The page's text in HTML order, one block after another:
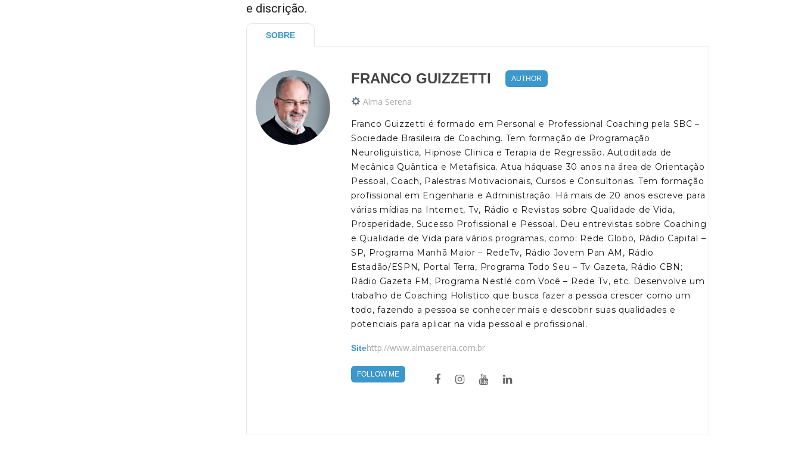
e discrição.
SOBRE
FRANCO GUIZZETTI AUTHOR
Alma Serena
Franco Guizzetti é formado em Personal e Professional Coaching pela SBC –
Sociedade Brasileira de Coaching. Tem formação de Programação
Neuroliguistica, Hipnose Clinica e Terapia de Regressão. Autoditada de
Mecânica Quântica e Metafisica. Atua háquase 30 anos na área de Orientação
Pessoal, Coach, Palestras Motivacionais, Cursos e Consultorias. Tem formação
profissional em Engenharia e Administração. Há mais de 20 anos escreve para
várias mídias na Internet, Tv, Rádio e Revistas sobre Qualidade de Vida,
Prosperidade, Sucesso Profissional e Pessoal. Deu entrevistas sobre Coaching
e Qualidade de Vida para vários programas, como: Rede Globo, Rádio Capital –
SP, Programa Manhã Maior – RedeTv, Rádio Jovem Pan AM, Rádio
Estadão/ESPN, Portal Terra, Programa Todo Seu – Tv Gazeta, Rádio CBN;
Rádio Gazeta FM, Programa Nestlé com Você – Rede Tv, etc. Desenvolve um
trabalho de Coaching Holistico que busca fazer a pessoa crescer como um
todo, fazendo a pessoa se conhecer mais e descobrir suas qualidades e
potenciais para aplicar na vida pessoal e profissional.
Sitehttp://www.almaserena.com.br
FOLLOW ME